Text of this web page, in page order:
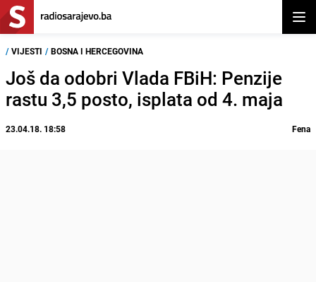
/ VIJESTI / BOSNA I HERCEGOVINA
Još da odobri Vlada FBiH: Penzije
rastu 3,5 posto, isplata od 4. maja
23.04.18. 18:58 Fena